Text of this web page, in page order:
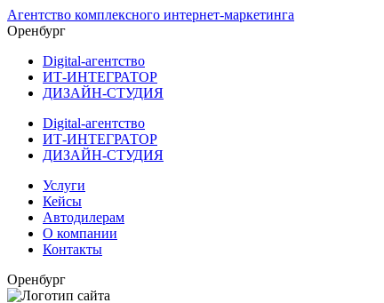
Агентство комплексного интернет-маркетинга
Оренбург
Digital-агентство
ИТ-ИНТЕГРАТОР
ДИЗАЙН-СТУДИЯ
Digital-агентство
ИТ-ИНТЕГРАТОР
ДИЗАЙН-СТУДИЯ
Услуги
Кейсы
Автодилерам
О компании
Контакты
Оренбург